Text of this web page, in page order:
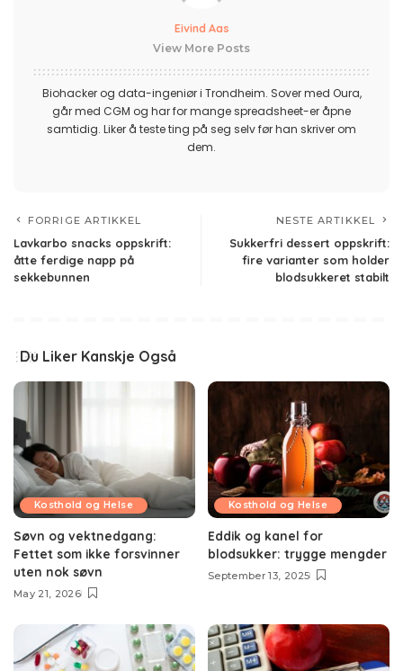
Eivind Aas
View More Posts
Biohacker og data-ingeniør i Trondheim. Sover med Oura,
går med CGM og har for mange spreadsheet-er åpne
samtidig. Liker å teste ting på seg selv før han skriver om
dem.
FORRIGE ARTIKKEL
Lavkarbo snacks oppskrift:
åtte ferdige napp på
sekkebunnen
NESTE ARTIKKEL
Sukkerfri dessert oppskrift:
fire varianter som holder
blodsukkeret stabilt
Du Liker Kanskje Også
Kosthold og Helse
Søvn og vektnedgang:
Fettet som ikke forsvinner
uten nok søvn
May 21, 2026
Kosthold og Helse
Eddik og kanel for
blodsukker: trygge mengder
September 13, 2025